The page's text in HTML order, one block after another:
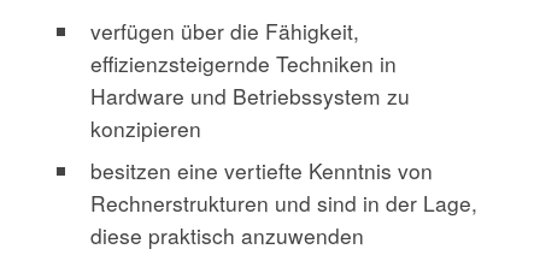
verfügen über die Fähigkeit,
effizienzsteigernde Techniken in
Hardware und Betriebssystem zu
konzipieren
besitzen eine vertiefte Kenntnis von
Rechnerstrukturen und sind in der Lage,
diese praktisch anzuwenden